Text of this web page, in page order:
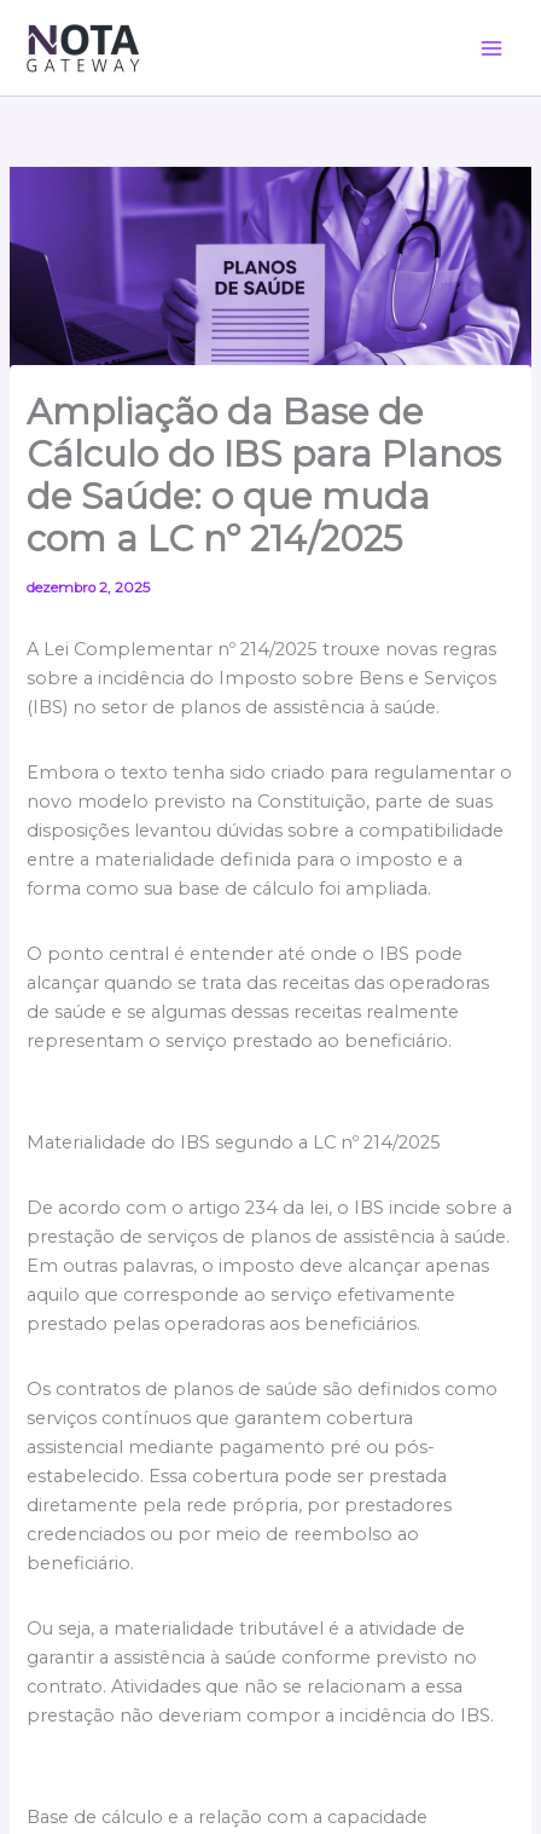
para
conteúdo
Ampliação da Base de
Cálculo do IBS para Planos
de Saúde: o que muda
com a LC nº 214/2025
dezembro 2, 2025
A Lei Complementar nº 214/2025 trouxe novas regras
sobre a incidência do Imposto sobre Bens e Serviços
(IBS) no setor de planos de assistência à saúde.
Embora o texto tenha sido criado para regulamentar o
novo modelo previsto na Constituição, parte de suas
disposições levantou dúvidas sobre a compatibilidade
entre a materialidade definida para o imposto e a
forma como sua base de cálculo foi ampliada.
O ponto central é entender até onde o IBS pode
alcançar quando se trata das receitas das operadoras
de saúde e se algumas dessas receitas realmente
representam o serviço prestado ao beneficiário.
Materialidade do IBS segundo a LC nº 214/2025
De acordo com o artigo 234 da lei, o IBS incide sobre a
prestação de serviços de planos de assistência à saúde.
Em outras palavras, o imposto deve alcançar apenas
aquilo que corresponde ao serviço efetivamente
prestado pelas operadoras aos beneficiários.
Os contratos de planos de saúde são definidos como
serviços contínuos que garantem cobertura
assistencial mediante pagamento pré ou pós-
estabelecido. Essa cobertura pode ser prestada
diretamente pela rede própria, por prestadores
credenciados ou por meio de reembolso ao
beneficiário.
Ou seja, a materialidade tributável é a atividade de
garantir a assistência à saúde conforme previsto no
contrato. Atividades que não se relacionam a essa
prestação não deveriam compor a incidência do IBS.
Base de cálculo e a relação com a capacidade